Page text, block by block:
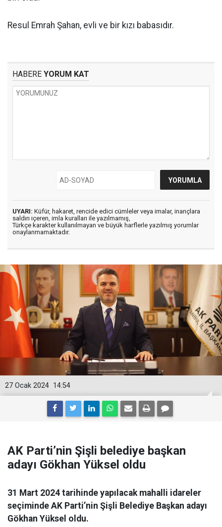
Resul Emrah Şahan, evli ve bir kızı babasıdır.
HABERE YORUM KAT
UYARI: Küfür, hakaret, rencide edici cümleler veya imalar, inançlara
saldırı içeren, imla kuralları ile yazılmamış,
Türkçe karakter kullanılmayan ve büyük harflerle yazılmış yorumlar
onaylanmamaktadır.
14:54
27 Ocak 2024
AK Parti’nin Şişli belediye başkan
adayı Gökhan Yüksel oldu
31 Mart 2024 tarihinde yapılacak mahalli idareler
seçiminde AK Parti’nin Şişli Belediye Başkan adayı
Gökhan Yüksel oldu.